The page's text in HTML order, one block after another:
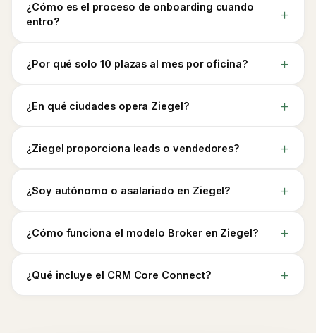
¿Cómo es el proceso de onboarding cuando
entro?
¿Por qué solo 10 plazas al mes por oficina?
¿En qué ciudades opera Ziegel?
¿Ziegel proporciona leads o vendedores?
¿Soy autónomo o asalariado en Ziegel?
¿Cómo funciona el modelo Broker en Ziegel?
¿Qué incluye el CRM Core Connect?